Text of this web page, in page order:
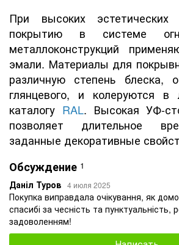
При высоких эстетических
покрытию в системе
металлоконструкций
эмали. Материалы для
различную степень блеска,
глянцевого, и колеруются
каталогу RAL. Высокая УФ-
позволяет длительное
заданные декоративные
Обсуждение 1
Даніл Туров 4 июля 2025
Покупка виправдала очікування, як
спасибі за чесність та пунктуальність,
задоволенням!